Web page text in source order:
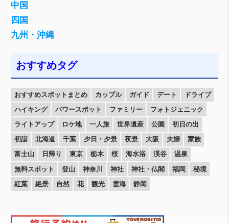
中国
四国
九州・沖縄
おすすめタグ
おすすめスポットまとめ カップル ガイド デート
ドライブ
ハイキング
パワースポット ファミリー
フォトジェニック
ライトアップ
ロケ地 一人旅 世界遺産 公園
初日の出
初詣
北海道 千葉 夕日・夕景 夜景 大阪 夫婦
家族
富士山
日帰り 東京 栃木 桜 海水浴 渓谷
温泉
無料スポット
登山 神奈川 神社 神社・仏閣 福岡
秘境
紅葉
絶景 自然 花 観光 雲海 静岡